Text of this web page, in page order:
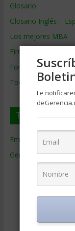
Glosario
Glosario Inglés –
Los mejores MBA
Firmas de Gerencia
Formación de
Todos los Temas
Temas de
Empresas de
Gerencia(9.477)
Contabilidad
Educacion
Estrategia
Le